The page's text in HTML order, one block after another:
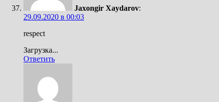
Jaxongir Xaydarov:
29.09.2020 в 00:03
respect
Загрузка...
Ответить